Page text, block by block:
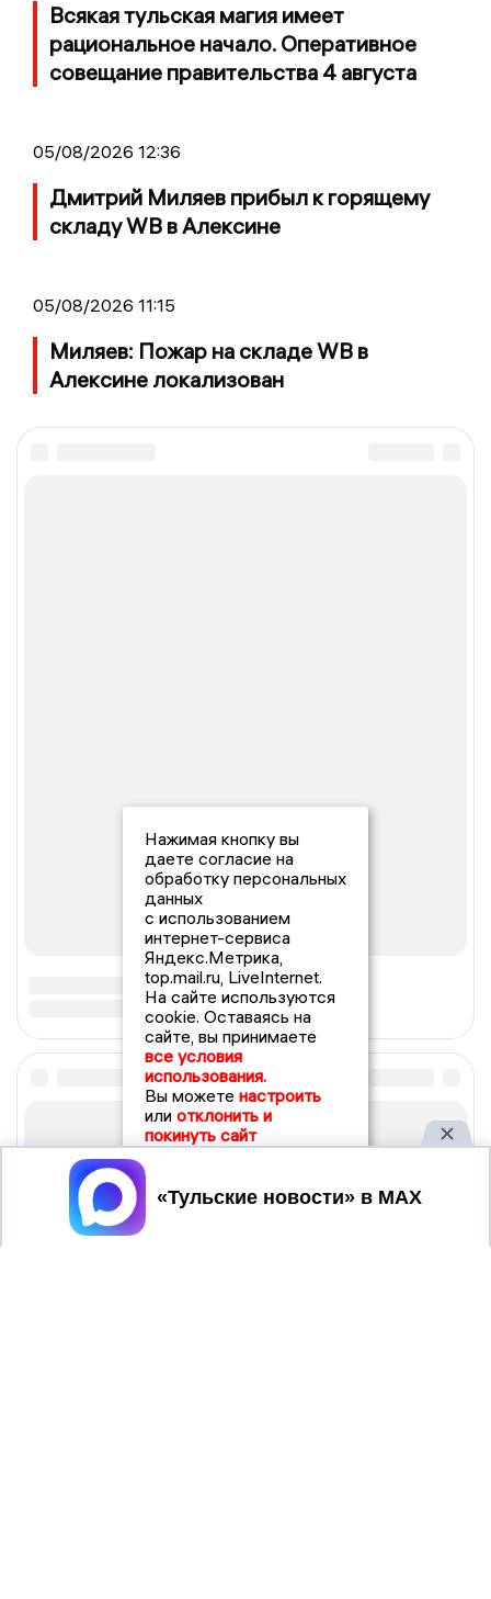
Всякая тульская магия имеет
рациональное начало. Оперативное
совещание правительства 4 августа
05/08/2026 12:36
Дмитрий Миляев прибыл к горящему
складу WB в Алексине
05/08/2026 11:15
Миляев: Пожар на складе WB в
Алексине локализован
Нажимая кнопку вы
даете согласие на
обработку персональных
данных
с использованием
интернет-сервиса
Яндекс.Метрика,
top.mail.ru, LiveInternet.
На сайте используются
cookie. Оставаясь на
сайте, вы принимаете
все условия
использования.
Вы можете настроить
или отклонить и
покинуть сайт
Принять